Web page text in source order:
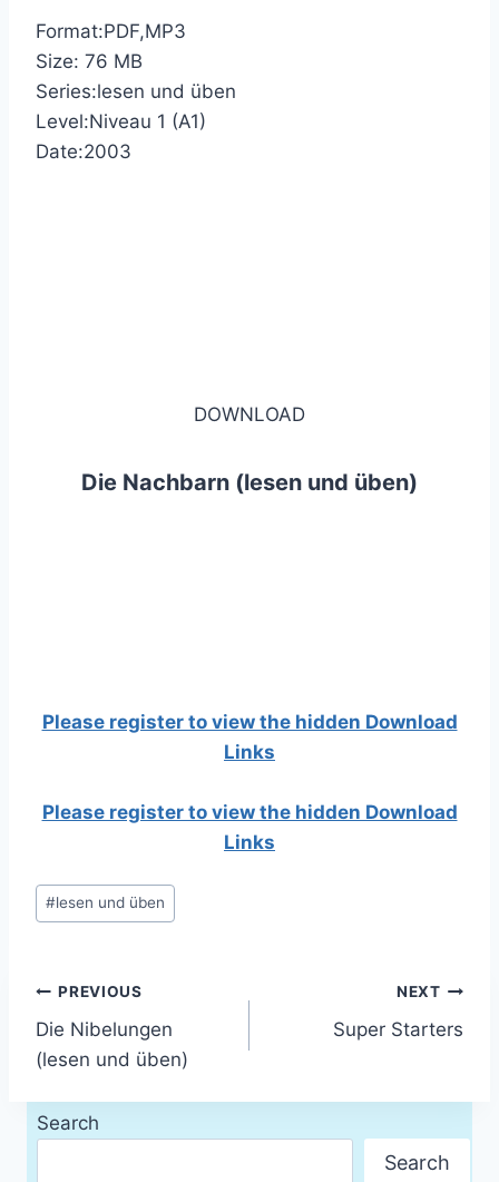
Format:PDF,MP3
Size: 76 MB
Series:lesen und üben
Level:Niveau 1 (A1)
Date:2003
DOWNLOAD
Die Nachbarn (lesen und üben)
Please register to view the hidden Download
Links
Please register to view the hidden Download
Links
Post
Tags:
#lesen und üben
Post
navigation
PREVIOUS
Die Nibelungen
(lesen und üben)
NEXT
Super Starters
Search
Search